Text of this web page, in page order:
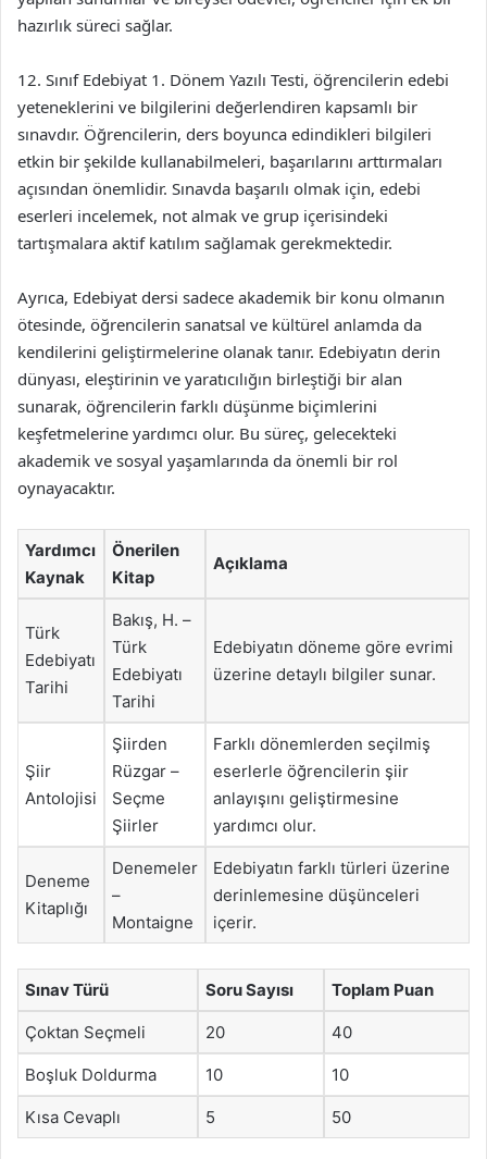
hazırlık süreci sağlar.
12. Sınıf Edebiyat 1. Dönem Yazılı Testi, öğrencilerin edebi
yeteneklerini ve bilgilerini değerlendiren kapsamlı bir
sınavdır. Öğrencilerin, ders boyunca edindikleri bilgileri
etkin bir şekilde kullanabilmeleri, başarılarını arttırmaları
açısından önemlidir. Sınavda başarılı olmak için, edebi
eserleri incelemek, not almak ve grup içerisindeki
tartışmalara aktif katılım sağlamak gerekmektedir.
Ayrıca, Edebiyat dersi sadece akademik bir konu olmanın
ötesinde, öğrencilerin sanatsal ve kültürel anlamda da
kendilerini geliştirmelerine olanak tanır. Edebiyatın derin
dünyası, eleştirinin ve yaratıcılığın birleştiği bir alan
sunarak, öğrencilerin farklı düşünme biçimlerini
keşfetmelerine yardımcı olur. Bu süreç, gelecekteki
akademik ve sosyal yaşamlarında da önemli bir rol
oynayacaktır.
Yardımcı
Kaynak
Önerilen
Kitap
Açıklama
Türk
Edebiyatı
Tarihi
Bakış, H. –
Türk
Edebiyatı
Tarihi
Edebiyatın döneme göre evrimi
üzerine detaylı bilgiler sunar.
Şiir
Antolojisi
Şiirden
Rüzgar –
Seçme
Şiirler
Farklı dönemlerden seçilmiş
eserlerle öğrencilerin şiir
anlayışını geliştirmesine
yardımcı olur.
Deneme
Kitaplığı
Denemeler
–
Montaigne
Edebiyatın farklı türleri üzerine
derinlemesine düşünceleri
içerir.
Sınav Türü Soru Sayısı Toplam Puan
Çoktan Seçmeli 20 40
Boşluk Doldurma 10 10
Kısa Cevaplı 5 50